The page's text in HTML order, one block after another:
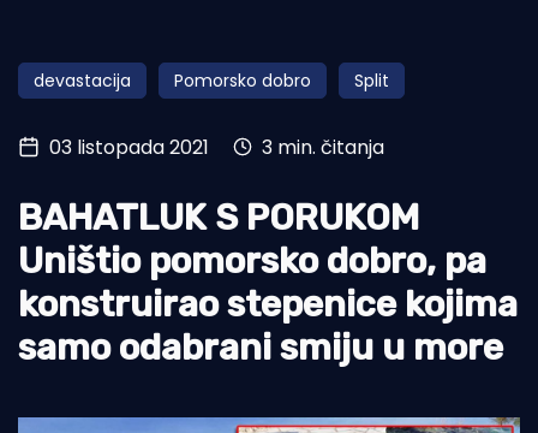
Obala
Otoci
Turizam i nautika
Pomorstvo
Ribolov
Ekologija
Tradicija i kultura
devastacija Pomorsko dobro Split
03 listopada 2021 3 min. čitanja
BAHATLUK S PORUKOM
Uništio pomorsko dobro, pa
konstruirao stepenice kojima
samo odabrani smiju u more